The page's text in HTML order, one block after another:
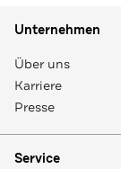
Unternehmen
Über uns
Karriere
Presse
Service